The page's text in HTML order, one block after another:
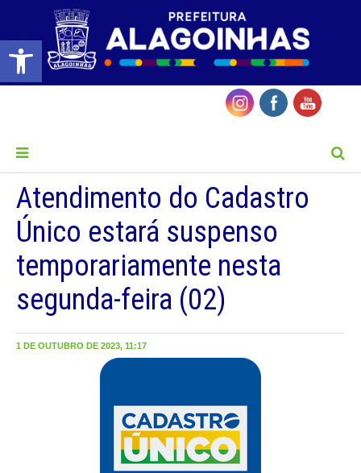
Barra de Ferramentas Aberta
Atendimento do Cadastro
Único estará suspenso
temporariamente nesta
segunda-feira (02)
1 DE OUTUBRO DE 2023, 11:17